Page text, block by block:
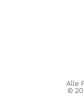
Alle
©